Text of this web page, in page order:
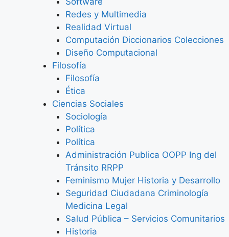
Redes y Multimedia
Realidad Virtual
Computación Diccionarios Colecciones
Diseño Computacional
Filosofía
Filosofía
Ética
Ciencias Sociales
Sociología
Política
Política
Administración Publica OOPP Ing del
Tránsito RRPP
Feminismo Mujer Historia y Desarrollo
Seguridad Ciudadana Criminología
Medicina Legal
Salud Pública – Servicios Comunitarios
Historia